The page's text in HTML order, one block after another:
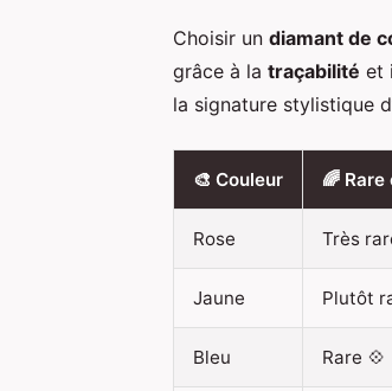
Choisir un diamant de
grâce à la traçabilité et
la signature stylistique
🎨 Couleur 🌈
Rose Très
Jaune Plutôt
Bleu Rare 💠